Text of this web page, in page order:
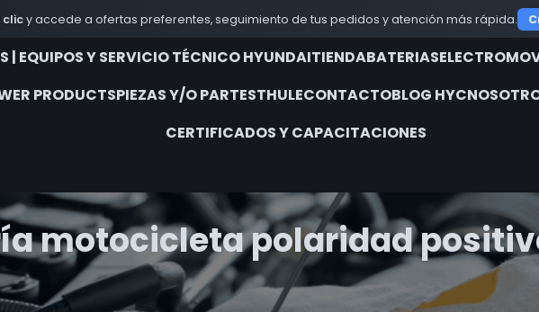
clicy accede a ofertas preferentes, seguimiento de tus pedidos y atención más rápida.
| EQUIPOS Y SERVICIO TÉCNICO HYUNDAITIENDABATERIAS
PRODUCTSPIEZAS Y/O PARTESTHULECONTACTOBLOG HYC
CERTIFICADOS Y CAPACITACIONES
motocicleta polaridad
Inicio Productos etiquetados “batería motocicleta polaridad positivo derecho”